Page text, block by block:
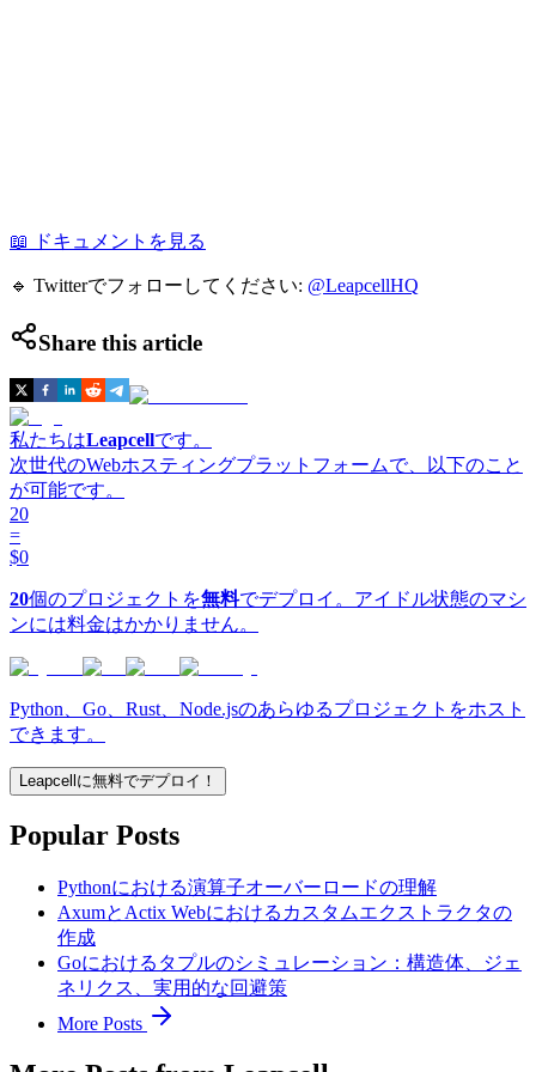
📖 ドキュメントを見る
🔹 Twitterでフォローしてください: @LeapcellHQ
Share this article
私たちはLeapcellです。
次世代のWebホスティングプラットフォームで、以下のこと
が可能です。
20
=
$0
20個のプロジェクトを無料でデプロイ。アイドル状態のマシ
ンには料金はかかりません。
Python、Go、Rust、Node.jsのあらゆるプロジェクトをホスト
できます。
Leapcellに無料でデプロイ！
Popular Posts
Pythonにおける演算子オーバーロードの理解
AxumとActix Webにおけるカスタムエクストラクタの
作成
Goにおけるタプルのシミュレーション：構造体、ジェ
ネリクス、実用的な回避策
More Posts